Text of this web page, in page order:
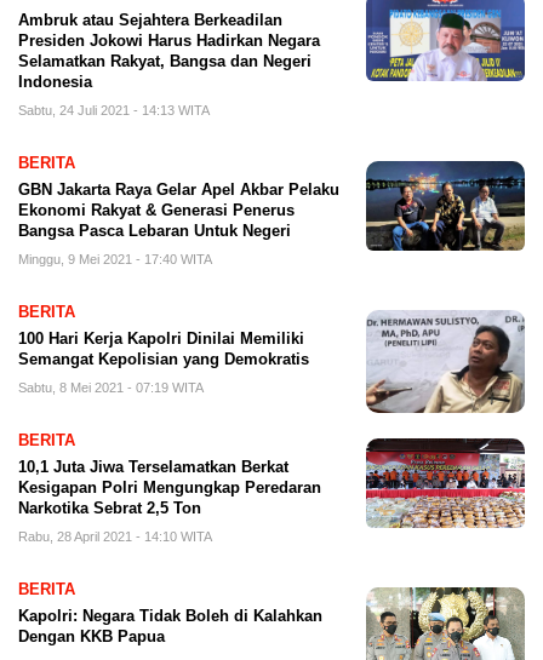
Ambruk atau Sejahtera Berkeadilan
Presiden Jokowi Harus Hadirkan Negara
Selamatkan Rakyat, Bangsa dan Negeri
Indonesia
Sabtu, 24 Juli 2021 - 14:13 WITA
BERITA
GBN Jakarta Raya Gelar Apel Akbar Pelaku
Ekonomi Rakyat & Generasi Penerus
Bangsa Pasca Lebaran Untuk Negeri
Minggu, 9 Mei 2021 - 17:40 WITA
BERITA
100 Hari Kerja Kapolri Dinilai Memiliki
Semangat Kepolisian yang Demokratis
Sabtu, 8 Mei 2021 - 07:19 WITA
BERITA
10,1 Juta Jiwa Terselamatkan Berkat
Kesigapan Polri Mengungkap Peredaran
Narkotika Sebrat 2,5 Ton
Rabu, 28 April 2021 - 14:10 WITA
BERITA
Kapolri: Negara Tidak Boleh di Kalahkan
Dengan KKB Papua